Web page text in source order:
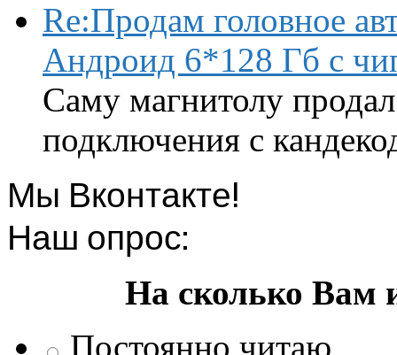
Re:Продам головное
Андроид 6*128 Гб с
Саму магнитолу
подключения с
Мы Вконтакте!
Наш опрос:
На сколько Вам
Постоянно читаю